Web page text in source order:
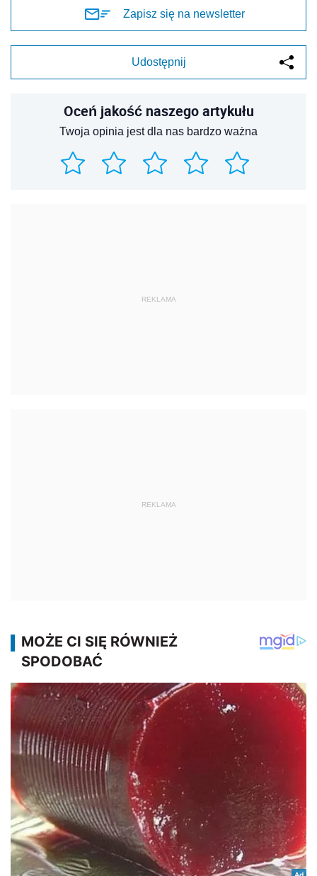
Zapisz się na newsletter
Udostępnij
Oceń jakość naszego artykułu
Twoja opinia jest dla nas bardzo ważna
REKLAMA
REKLAMA